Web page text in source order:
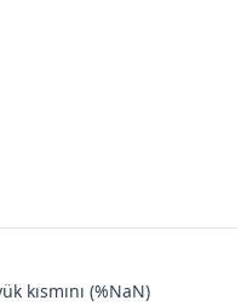
kısmını (%NaN)